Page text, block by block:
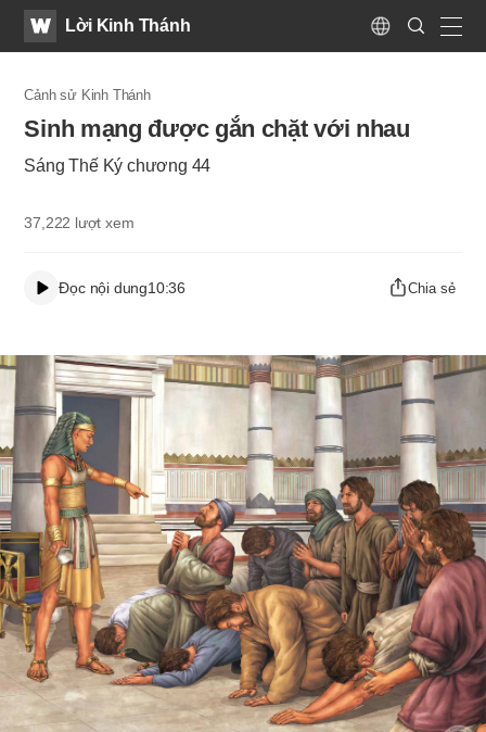
WATVLời Kinh Thánh
Language
Search
Submit
Cảnh sử Kinh Thánh
Sinh mạng được gắn chặt với nhau
Sáng Thế Ký chương 44
37,222 lượt xem
Đọc nội dung10:36 Chia sẻ